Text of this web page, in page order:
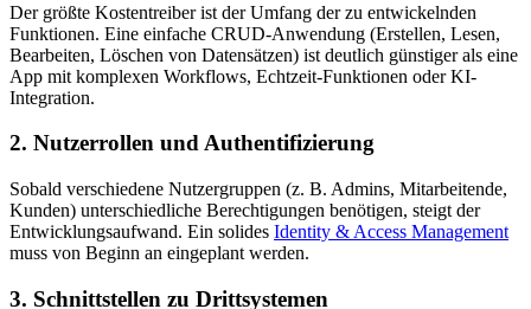
Der größte Kostentreiber ist der Umfang der zu entwickelnden
Funktionen. Eine einfache CRUD-Anwendung (Erstellen, Lesen,
Bearbeiten, Löschen von Datensätzen) ist deutlich günstiger als eine
App mit komplexen Workflows, Echtzeit-Funktionen oder KI-
Integration.
2. Nutzerrollen und Authentifizierung
Sobald verschiedene Nutzergruppen (z. B. Admins, Mitarbeitende,
Kunden) unterschiedliche Berechtigungen benötigen, steigt der
Entwicklungsaufwand. Ein solides Identity & Access Management
muss von Beginn an eingeplant werden.
3. Schnittstellen zu Drittsystemen